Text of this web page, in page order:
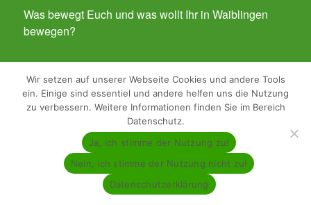
Was bewegt Euch und was wollt Ihr in Waiblingen
bewegen?
Teilt uns Eure Gedanken und Visionen mit!
PROGRAMM
ÜBER UNS
Wir setzen auf unserer Webseite Cookies und andere Tools
ein. Einige sind essentiel und andere helfen uns die Nutzung
zu verbessern. Weitere Informationen finden Sie im Bereich
Datenschutz.
Ja, ich stimme der Nutzung zu!
Nein, ich stimme der Nutzung nicht zu!
Datenschutzerklärung